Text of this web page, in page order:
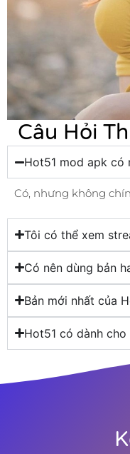
Câu Hỏi
Hot51 mod apk có
Có, nhưng không
Tôi có thể xem
Có nên dùng bản
Bản mới nhất của
Hot51 có dành